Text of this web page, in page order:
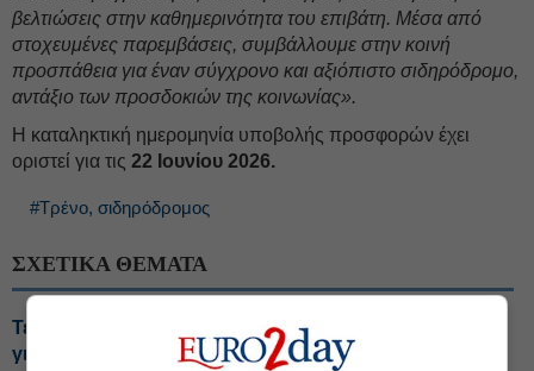
βελτιώσεις στην καθημερινότητα του επιβάτη. Μέσα από
στοχευμένες παρεμβάσεις, συμβάλλουμε στην κοινή
προσπάθεια για έναν σύγχρονο και αξιόπιστο σιδηρόδρομο,
αντάξιο των προσδοκιών της κοινωνίας».
Η καταληκτική ημερομηνία υποβολής προσφορών έχει
οριστεί για τις 22 Ιουνίου 2026.
#Τρένο, σιδηρόδρομος
ΣΧΕΤΙΚΑ ΘΕΜΑΤΑ
Τέμπη: Συνεχίζονται οι τοποθετήσεις των συνηγόρων
για τα αιτήματα αναβολής της δίκης